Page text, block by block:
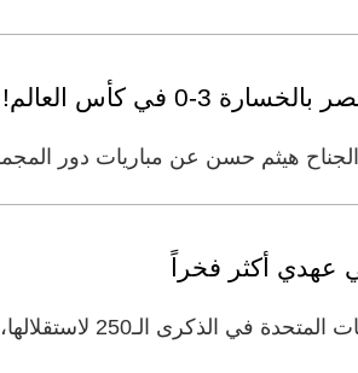
في كأس العالم!
حسن عن مباريات دور المجموعات في كأس
عهدي أكثر فخراً
معتبراً أنها "أعظم إنجاز في